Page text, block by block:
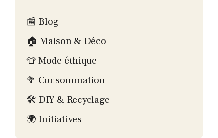
📰 Blog
🏠 Maison & Déco
👕 Mode éthique
🥦 Consommation
🛠 DIY & Recyclage
🌍 Initiatives